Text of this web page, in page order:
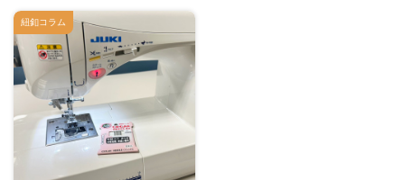
紐釦コラム